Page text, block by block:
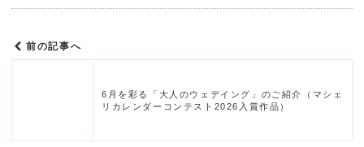
前の記事へ
6月を彩る「大人のウェデイング」のご紹介（マシェ
リカレンダーコンテスト2026入賞作品）